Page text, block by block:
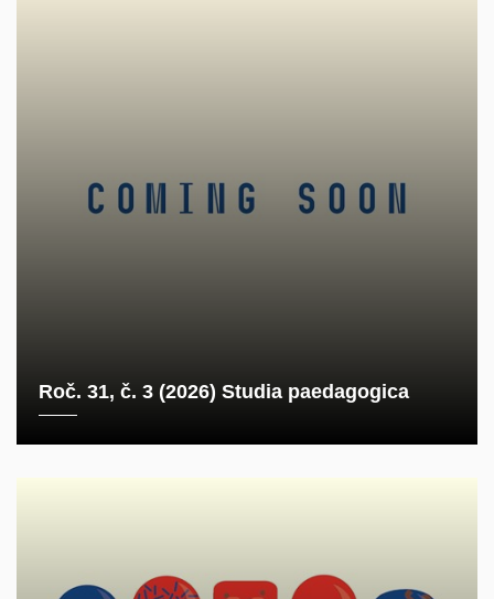
Roč. 31, č. 3 (2026) Studia paedagogica